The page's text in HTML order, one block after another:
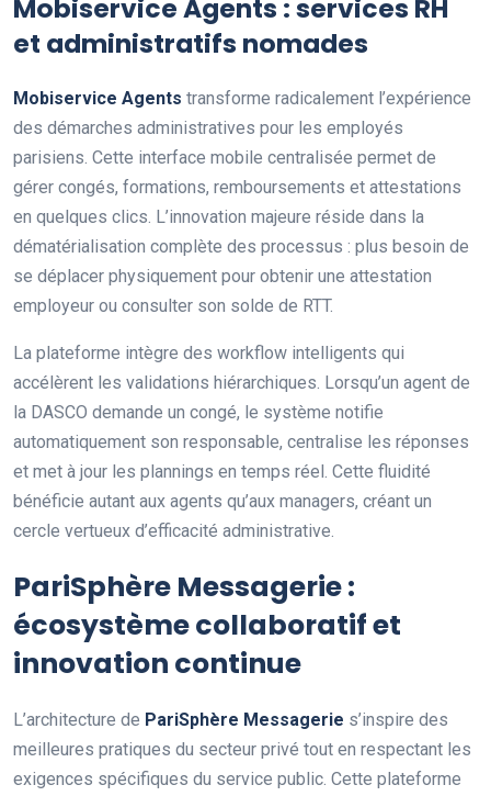
Mobiservice Agents : services RH
et administratifs nomades
Mobiservice Agents transforme radicalement l’expérience
des démarches administratives pour les employés
parisiens. Cette interface mobile centralisée permet de
gérer congés, formations, remboursements et attestations
en quelques clics. L’innovation majeure réside dans la
dématérialisation complète des processus : plus besoin de
se déplacer physiquement pour obtenir une attestation
employeur ou consulter son solde de RTT.
La plateforme intègre des workflow intelligents qui
accélèrent les validations hiérarchiques. Lorsqu’un agent de
la DASCO demande un congé, le système notifie
automatiquement son responsable, centralise les réponses
et met à jour les plannings en temps réel. Cette fluidité
bénéficie autant aux agents qu’aux managers, créant un
cercle vertueux d’efficacité administrative.
PariSphère Messagerie :
écosystème collaboratif et
innovation continue
L’architecture de PariSphère Messagerie s’inspire des
meilleures pratiques du secteur privé tout en respectant les
exigences spécifiques du service public. Cette plateforme